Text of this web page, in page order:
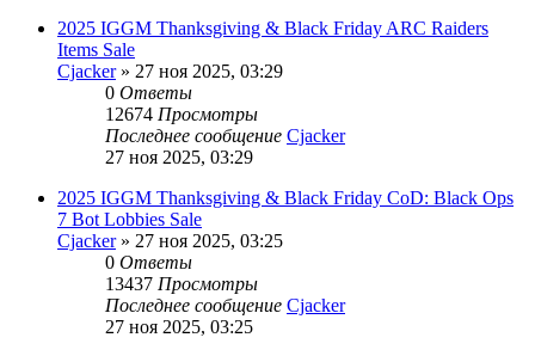
2025 IGGM Thanksgiving & Black Friday ARC Raiders
Items Sale
Cjacker» 27 ноя 2025, 03:29
0 Ответы
12674 Просмотры
Последнее сообщение Cjacker
27 ноя 2025, 03:29
2025 IGGM Thanksgiving & Black Friday CoD: Black Ops
7 Bot Lobbies Sale
Cjacker» 27 ноя 2025, 03:25
0 Ответы
13437 Просмотры
Последнее сообщение Cjacker
27 ноя 2025, 03:25